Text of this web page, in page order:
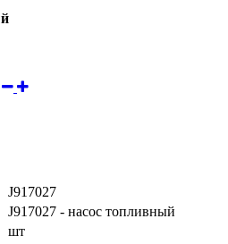
J917027
J917027 - насос топливный
шт